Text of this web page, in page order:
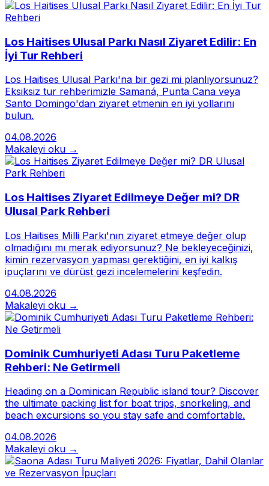
Los Haitises Ulusal Parkı Nasıl Ziyaret Edilir: En
İyi Tur Rehberi
Los Haitises Ulusal Parkı'na bir gezi mi planlıyorsunuz?
Eksiksiz tur rehberimizle Samaná, Punta Cana veya
Santo Domingo'dan ziyaret etmenin en iyi yollarını
bulun.
04.08.2026
Makaleyi oku →
Los Haitises Ziyaret Edilmeye Değer mi? DR
Ulusal Park Rehberi
Los Haitises Milli Parkı'nın ziyaret etmeye değer olup
olmadığını mı merak ediyorsunuz? Ne bekleyeceğinizi,
kimin rezervasyon yapması gerektiğini, en iyi kalkış
ipuçlarını ve dürüst gezi incelemelerini keşfedin.
04.08.2026
Makaleyi oku →
Dominik Cumhuriyeti Adası Turu Paketleme
Rehberi: Ne Getirmeli
Heading on a Dominican Republic island tour? Discover
the ultimate packing list for boat trips, snorkeling, and
beach excursions so you stay safe and comfortable.
04.08.2026
Makaleyi oku →